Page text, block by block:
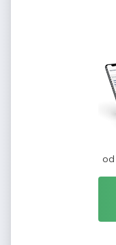
od